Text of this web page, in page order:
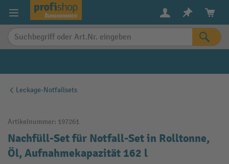
springen
Leckage-Notfallsets
Artikelnummer: 197261
Nachfüll-Set für Notfall-Set in Rolltonne,
Öl, Aufnahmekapazität 162 l